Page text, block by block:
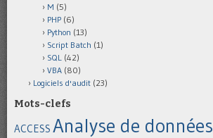
M (5)
PHP (6)
Python (13)
Script Batch (1)
SQL (42)
VBA (80)
Logiciels d'audit (23)
Mots-clefs
ACCESS Analyse de données